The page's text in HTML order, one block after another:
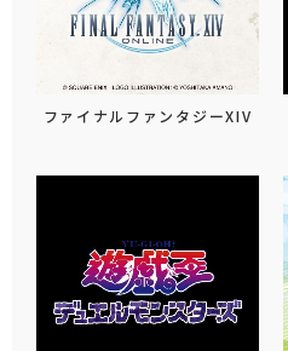
ファイナルファンタジーXIV